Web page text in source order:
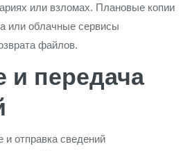
или взломах. Плановые копии
или облачные сервисы
файлов.
и передача
и отправка сведений